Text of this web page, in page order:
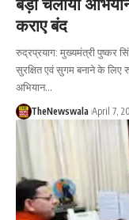
कराए बंद
रुद्रप्रयाग: मुख्यमंत्री पुष्कर
सुरक्षित एवं सुगम बनाने के लिए
अभियान…
TheNewswala April 7,